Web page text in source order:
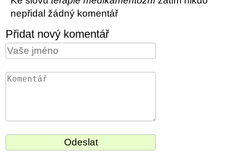
nepřidal žádný komentář
Přidat nový komentář